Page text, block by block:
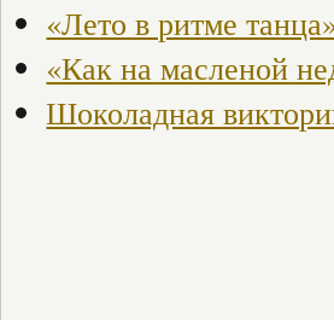
«Лето в ритме
«Как на масленой
Шоколадная